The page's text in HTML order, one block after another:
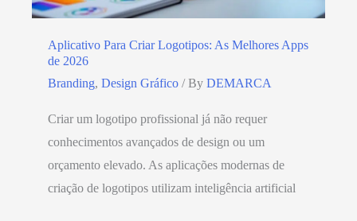
Aplicativo Para Criar Logotipos: As Melhores Apps
de 2026
Branding, Design Gráfico / By DEMARCA
Criar um logotipo profissional já não requer
conhecimentos avançados de design ou um
orçamento elevado. As aplicações modernas de
criação de logotipos utilizam inteligência artificial